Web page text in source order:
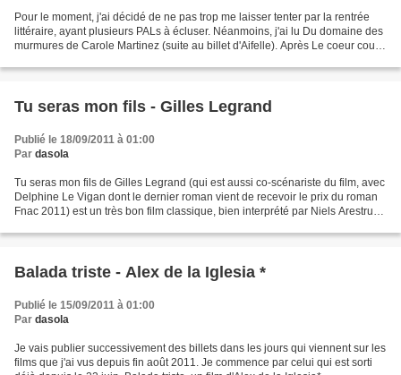
Pour le moment, j'ai décidé de ne pas trop me laisser tenter par la rentrée
littéraire, ayant plusieurs PALs à écluser. Néanmoins, j'ai lu Du domaine des
murmures de Carole Martinez (suite au billet d'Aifelle). Après Le coeur cousu
Tu seras mon fils - Gilles Legrand
Publié le 18/09/2011 à 01:00
Par dasola
Tu seras mon fils de Gilles Legrand (qui est aussi co-scénariste du film, avec
Delphine Le Vigan dont le dernier roman vient de recevoir le prix du roman
Fnac 2011) est un très bon film classique, bien interprété par Niels Arestrup,
Balada triste - Alex de la Iglesia *
Publié le 15/09/2011 à 01:00
Par dasola
Je vais publier successivement des billets dans les jours qui viennent sur les
films que j'ai vus depuis fin août 2011. Je commence par celui qui est sorti